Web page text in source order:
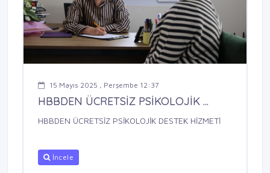
15 Mayıs 2025 , Perşembe 12:37
HBBDEN ÜCRETSİZ PSİKOLOJİK ...
HBBDEN ÜCRETSİZ PSİKOLOJİK DESTEK HİZMETİ
İncele